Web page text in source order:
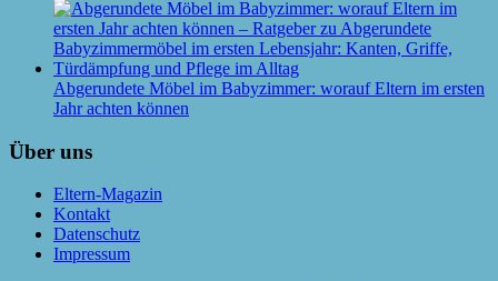
Abgerundete Möbel im Babyzimmer: worauf Eltern im ersten
Jahr achten können
Über uns
Eltern-Magazin
Kontakt
Datenschutz
Impressum